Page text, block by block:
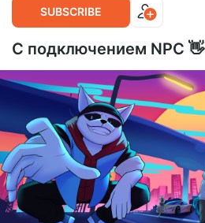
SUBSCRIBE
С подключением NPC 👋